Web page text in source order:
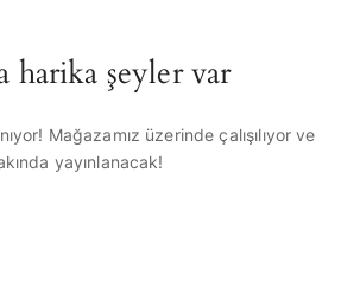
harika şeyler var
Mağazamız üzerinde çalışılıyor ve
yayınlanacak!